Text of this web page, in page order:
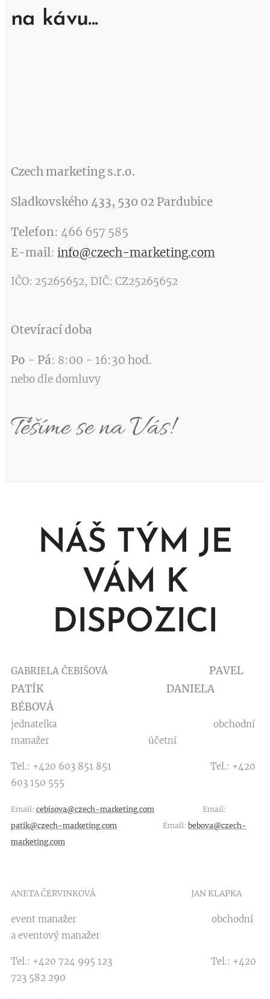
na kávu...
Czech marketing s.r.o.
Sladkovského 433, 530 02 Pardubice
Telefon: 466 657 585
E-mail: info@czech-marketing.com
IČO: 25265652, DIČ: CZ25265652
Otevírací doba
Po - Pá: 8:00 - 16:30 hod.
nebo dle domluvy
Těšíme se na Vás!
NÁŠ TÝM JE
VÁM K
DISPOZICI
GABRIELA ČEBIŠOVÁ PAVEL
PATÍK DANIELA
BÉBOVÁ
jednatelka obchodní
manažer účetní
Tel.: +420 603 851 851 Tel.: +420
603 150 555
Email: cebisova@czech-marketing.com
Email:
patik@czech-marketing.com
Email: bebova@czech-
marketing.com
ANETA ČERVINKOVÁ JAN KLAPKA
event manažer obchodní
a eventový manažer
Tel.: +420 724 995 123 Tel.: +420
723 582 290